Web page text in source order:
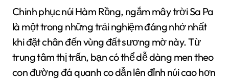
Chinh phục núi Hàm Rồng, ngắm mây trời Sa Pa
là một trong những trải nghiệm đáng nhớ nhất
khi đặt chân đến vùng đất sương mờ này. Từ
trung tâm thị trấn, bạn có thể dễ dàng men theo
con đường đá quanh co dẫn lên đỉnh núi cao hơn